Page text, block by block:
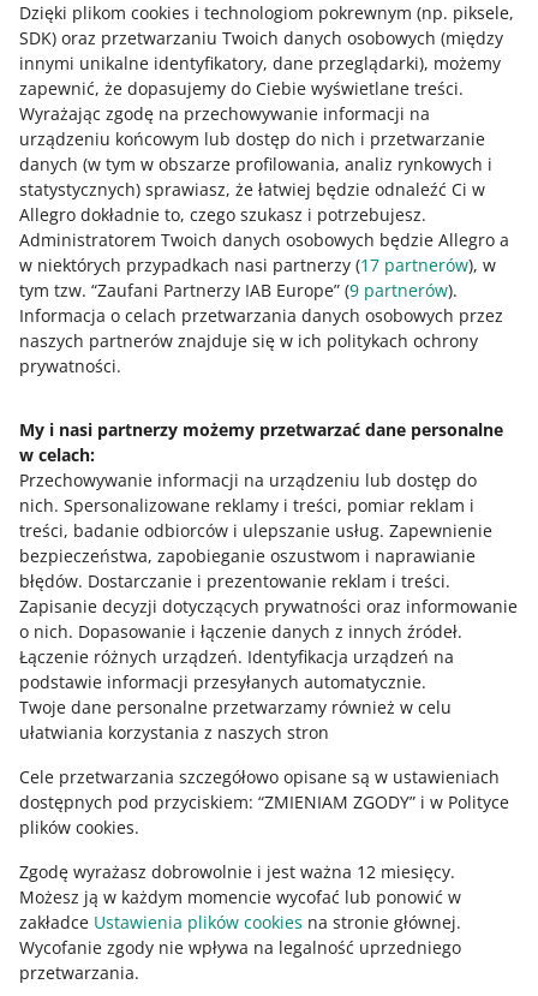
Dzięki plikom cookies i technologiom pokrewnym (np. piksele,
SDK) oraz przetwarzaniu Twoich danych osobowych (między
innymi unikalne identyfikatory, dane przeglądarki), możemy
zapewnić, że dopasujemy do Ciebie wyświetlane treści.
Wyrażając zgodę na przechowywanie informacji na
urządzeniu końcowym lub dostęp do nich i przetwarzanie
danych (w tym w obszarze profilowania, analiz rynkowych i
statystycznych) sprawiasz, że łatwiej będzie odnaleźć Ci w
Allegro dokładnie to, czego szukasz i potrzebujesz.
Administratorem Twoich danych osobowych będzie Allegro a
w niektórych przypadkach nasi partnerzy (17 partnerów), w
tym tzw. “Zaufani Partnerzy IAB Europe” (9 partnerów).
Informacja o celach przetwarzania danych osobowych przez
naszych partnerów znajduje się w ich politykach ochrony
prywatności.
My i nasi partnerzy możemy przetwarzać dane personalne
w celach:
Przechowywanie informacji na urządzeniu lub dostęp do
nich. Spersonalizowane reklamy i treści, pomiar reklam i
treści, badanie odbiorców i ulepszanie usług. Zapewnienie
bezpieczeństwa, zapobieganie oszustwom i naprawianie
błędów. Dostarczanie i prezentowanie reklam i treści.
Zapisanie decyzji dotyczących prywatności oraz informowanie
o nich. Dopasowanie i łączenie danych z innych źródeł.
Łączenie różnych urządzeń. Identyfikacja urządzeń na
podstawie informacji przesyłanych automatycznie.
Twoje dane personalne przetwarzamy również w celu
ułatwiania korzystania z naszych stron
Cele przetwarzania szczegółowo opisane są w ustawieniach
dostępnych pod przyciskiem: “ZMIENIAM ZGODY” i w Polityce
plików cookies.
Zgodę wyrażasz dobrowolnie i jest ważna 12 miesięcy.
Możesz ją w każdym momencie wycofać lub ponowić w
zakładce Ustawienia plików cookies na stronie głównej.
Wycofanie zgody nie wpływa na legalność uprzedniego
przetwarzania.
Poszerz wiedzę z Akademią Allegro
Sprawdź bezpłatne kursy, webinary i podcasty.
Wszystkie Szybkie wskazówki
SZYBKA WSKAZÓWKA 3 MIN
Zakładka Mój Asortyment - Twoje
centrum zarządzania ofertami
Potrzebujesz pomocy?
Skontaktuj się z nami
Zapytaj społeczność
Zajrzyj na Allegro Gadane
Ta strona jest też dostępna w innych językach